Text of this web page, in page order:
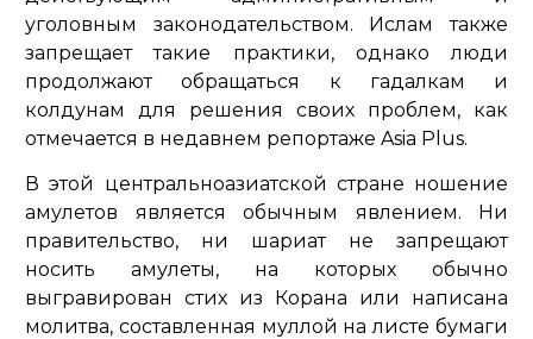
уголовным законодательством. Ислам также
запрещает такие практики, однако люди
продолжают обращаться к гадалкам и
колдунам для решения своих проблем, как
отмечается в недавнем репортаже Asia Plus.
В этой центральноазиатской стране ношение
амулетов является обычным явлением. Ни
правительство, ни шариат не запрещают
носить амулеты, на которых обычно
выгравирован стих из Корана или написана
молитва, составленная муллой на листе бумаги